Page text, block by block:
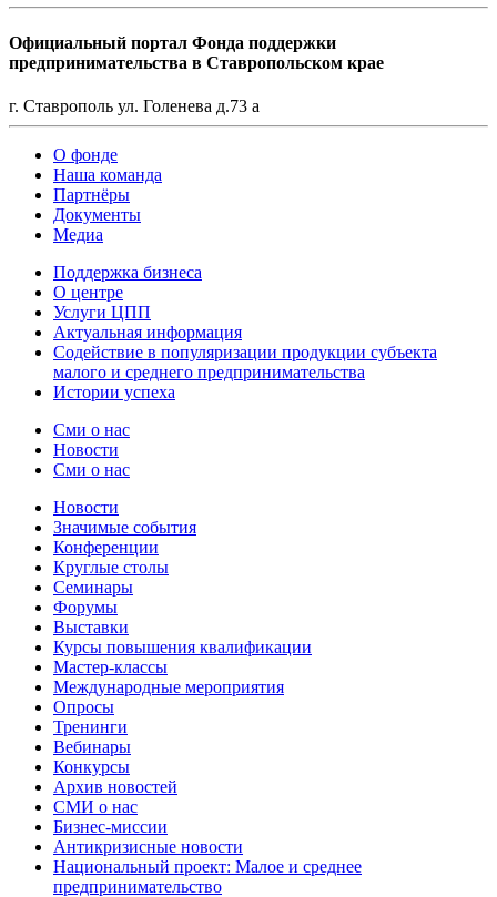
Официальный портал Фонда поддержки
предпринимательства в Ставропольском крае
г. Ставрополь ул. Голенева д.73 а
О фонде
Наша команда
Партнёры
Документы
Медиа
Поддержка бизнеса
О центре
Услуги ЦПП
Актуальная информация
Содействие в популяризации продукции субъекта
малого и среднего предпринимательства
Истории успеха
Сми о нас
Новости
Сми о нас
Новости
Значимые события
Конференции
Круглые столы
Семинары
Форумы
Выставки
Курсы повышения квалификации
Мастер-классы
Международные мероприятия
Опросы
Тренинги
Вебинары
Конкурсы
Архив новостей
СМИ о нас
Бизнес-миссии
Антикризисные новости
Национальный проект: Малое и среднее
предпринимательство